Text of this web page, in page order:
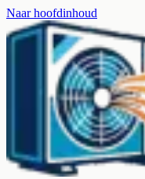
Naar hoofdinhoud